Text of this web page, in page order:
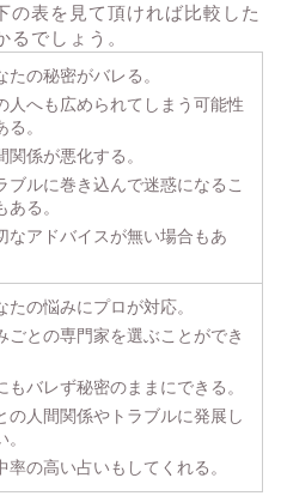
の表を見て頂ければ比較した
るでしょう。
たの秘密がバレる。
人へも広められてしまう可能性
る。
関係が悪化する。
ブルに巻き込んで迷惑になるこ
ある。
なアドバイスが無い場合もあ
たの悩みにプロが対応。
ごとの専門家を選ぶことができ
もバレず秘密のままにできる。
の人間関係やトラブルに発展し
。
率の高い占いもしてくれる。